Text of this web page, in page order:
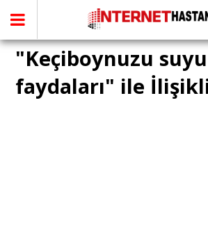
"Keçiboynuzu
faydaları" ile